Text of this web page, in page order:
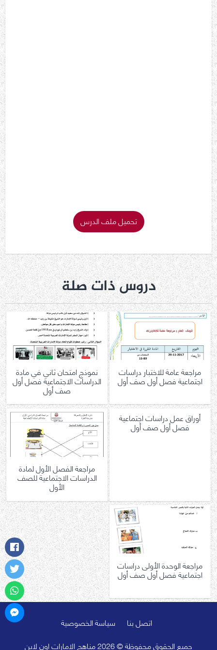
تحميل ملف الدرس
دروس ذات صلة
مراجعة عامة للاختبار دراسات
اجتماعية فصل أول صف أول
نموذج امتحان ثاني في مادة
الدراسات الاجتماعية فصل أول
صف أول
أوراق عمل دراسات اجتماعية
فصل أول صف أول
مراجعة الفصل الأول لمادة
الدراسات الاجتماعية للصف
الأول
مراجعة الوحدة الأولى دراسات
اجتماعية فصل أول صف أول
اتصل بنا
سياسة الخصوصية
جميع الحقوق محفوظة © 2026 مناهج الامارات اون لاين